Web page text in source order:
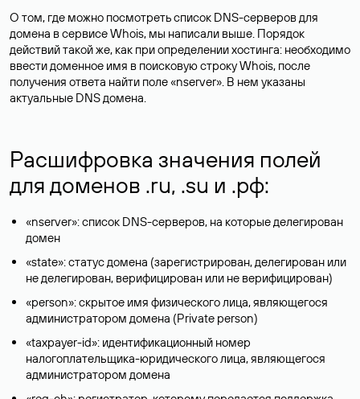
О том, где можно посмотреть список DNS-серверов для
домена в сервисе Whois, мы написали выше. Порядок
действий такой же, как при определении хостинга: необходимо
ввести доменное имя в поисковую строку Whois, после
получения ответа найти поле «nserver». В нем указаны
актуальные DNS домена.
Расшифровка значения полей
для доменов .ru, .su и .рф:
«nserver»: список DNS-серверов, на которые делегирован
домен
«state»: статус домена (зарегистрирован, делегирован или
не делегирован, верифицирован или не верифицирован)
«person»: скрытое имя физического лица, являющегося
администратором домена (Privatе person)
«taxpayer-id»: идентификационный номер
налогоплательщика-юридического лица, являющегося
администратором домена